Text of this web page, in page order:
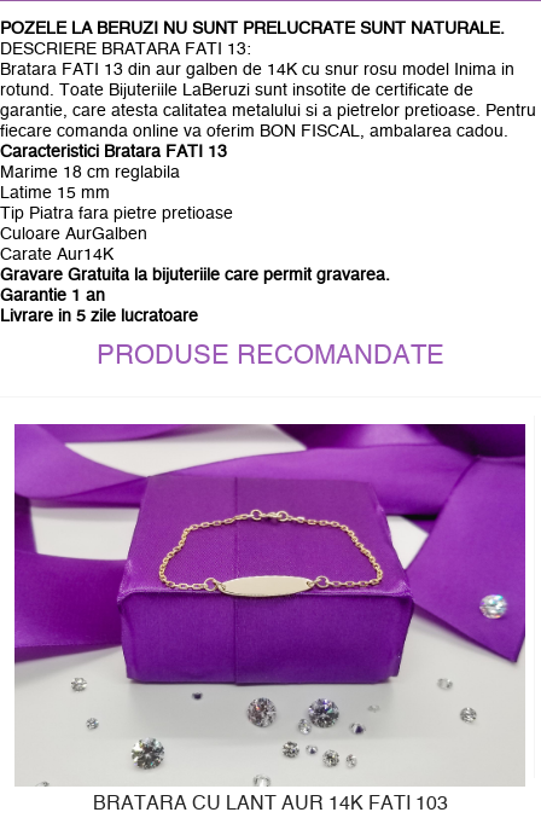
POZELE LA BERUZI NU SUNT PRELUCRATE SUNT NATURALE.
DESCRIERE BRATARA FATI 13:
Bratara FATI 13 din aur galben de 14K cu snur rosu model Inima in
rotund. Toate Bijuteriile LaBeruzi sunt insotite de certificate de
garantie, care atesta calitatea metalului si a pietrelor pretioase. Pentru
fiecare comanda online va oferim BON FISCAL, ambalarea cadou.
Caracteristici Bratara FATI 13
Marime 18 cm reglabila
Latime 15 mm
Tip Piatra fara pietre pretioase
Culoare AurGalben
Carate Aur14K
Gravare Gratuita la bijuteriile care permit gravarea.
Garantie 1 an
Livrare in 5 zile lucratoare
PRODUSE RECOMANDATE
BRATARA CU LANT AUR 14K FATI 103